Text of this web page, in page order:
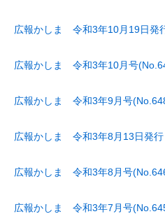
広報かしま 令和3年10月19日発
広報かしま 令和3年10月号
広報かしま 令和3年9月号
広報かしま 令和3年8月13日発
広報かしま 令和3年8月号
広報かしま 令和3年7月号